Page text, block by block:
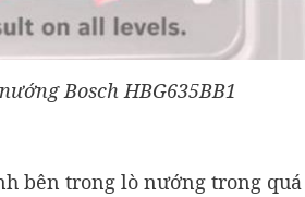
Bosch HBG635BB1
bên trong lò nướng trong quá